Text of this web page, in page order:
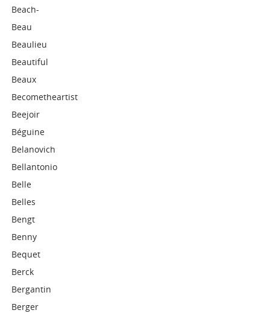
Beach-
Beau
Beaulieu
Beautiful
Beaux
Becometheartist
Beejoir
Béguine
Belanovich
Bellantonio
Belle
Belles
Bengt
Benny
Bequet
Berck
Bergantin
Berger